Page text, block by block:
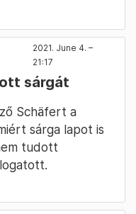
2021. June 4. –
21:17
sárgát
Schäfert a
sárga lapot is
tudott